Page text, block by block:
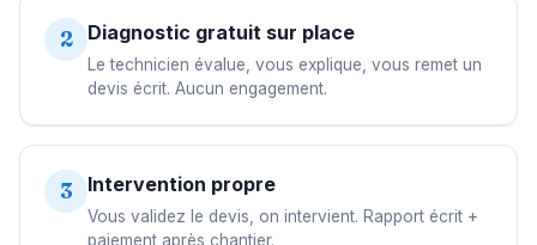
2 Diagnostic gratuit sur place
Le technicien évalue, vous explique, vous remet un
devis écrit. Aucun engagement.
3 Intervention propre
Vous validez le devis, on intervient. Rapport écrit +
paiement après chantier.